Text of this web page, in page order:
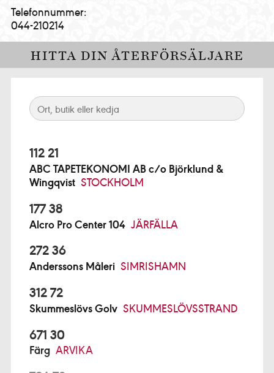
Telefonnummer:
044-210214
HITTA DIN ÅTERFÖRSÄLJARE
112 21
ABC TAPETEKONOMI AB c/o Björklund &
Wingqvist STOCKHOLM
177 38
Alcro Pro Center 104 JÄRFÄLLA
272 36
Anderssons Måleri SIMRISHAMN
312 72
Skummeslövs Golv SKUMMESLÖVSSTRAND
671 30
Färg ARVIKA